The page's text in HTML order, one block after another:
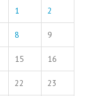
1 2
8 9
15 16
22 23